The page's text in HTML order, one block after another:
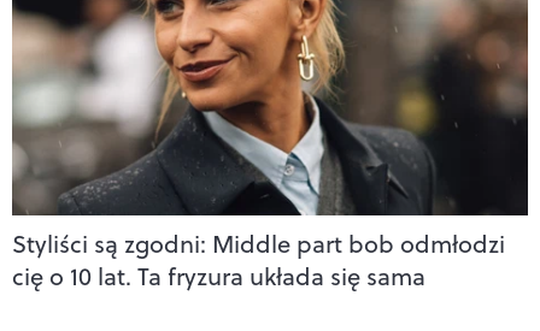
Styliści są zgodni: Middle part bob odmłodzi
cię o 10 lat. Ta fryzura układa się sama